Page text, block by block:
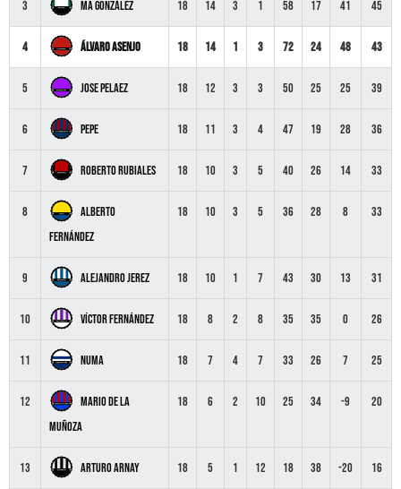
3 MA González 18 14 3 1 58 17 41 45
4 Álvaro Asenjo 18 14 1 3 72 24 48 43
5 Jose Pelaez 18 12 3 3 50 25 25 39
6 Pepe 18 11 3 4 47 19 28 36
7 Roberto Rubiales 18 10 3 5 40 26 14 33
8
Alberto
Fernández
18 10 3 5 36 28 8 33
9 Alejandro Jerez 18 10 1 7 43 30 13 31
10 Víctor Fernández 18 8 2 8 35 35 0 26
11 Numa 18 7 4 7 33 26 7 25
12
Mario De La
Muñoza
18 6 2 10 25 34 -9 20
13 Arturo Arnay 18 5 1 12 18 38 -20 16